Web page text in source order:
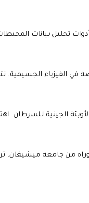
تحليل بيانات
الجسيمية. تتركز
الجينية للسرطان.
من جامعة ميشيغان.